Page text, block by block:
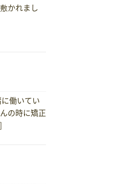
かれまし
働いてい
の時に矯正